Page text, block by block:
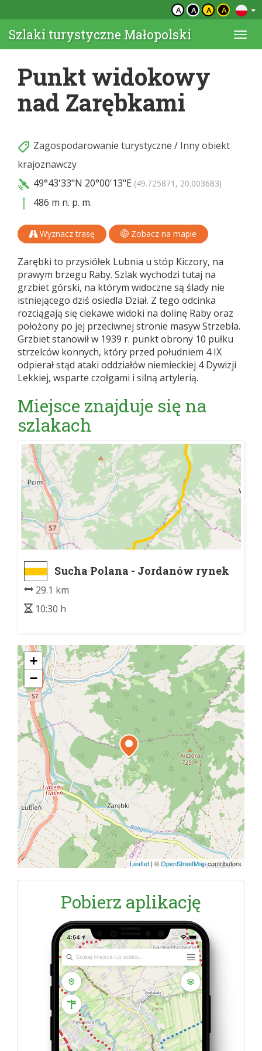
A A A A
Szlaki turystyczne Małopolski
Punkt widokowy
nad Zarębkami
Zagospodarowanie turystyczne / Inny obiekt
krajoznawczy
49°43'33"N 20°00'13"E (49.725871, 20.003683)
486 m n. p. m.
Wyznacz trasę Zobacz na mapie
Zarębki to przysiółek Lubnia u stóp Kiczory, na
prawym brzegu Raby. Szlak wychodzi tutaj na
grzbiet górski, na którym widoczne są ślady nie
istniejącego dziś osiedla Dział. Z tego odcinka
rozciągają się ciekawe widoki na dolinę Raby oraz
położony po jej przeciwnej stronie masyw Strzebla.
Grzbiet stanowił w 1939 r. punkt obrony 10 pułku
strzelców konnych, który przed południem 4 IX
odpierał stąd ataki oddziałów niemieckiej 4 Dywizji
Lekkiej, wsparte czołgami i silną artylerią.
Miejsce znajduje się na
szlakach
Sucha Polana - Jordanów rynek
29.1 km
10:30 h
+
−
Leaflet | ©OpenStreetMapcontributors
Pobierz aplikację